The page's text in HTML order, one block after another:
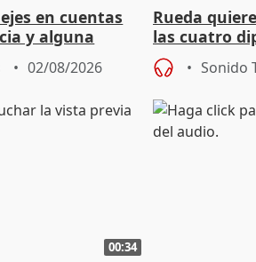
en cuentas
y alguna
vivienda
02/08/2026
Rueda
las cuatro
en
Sonido
00:34